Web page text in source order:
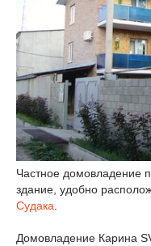
Частное домовладение
здание, удобно
Судака.
Домовладение Карина